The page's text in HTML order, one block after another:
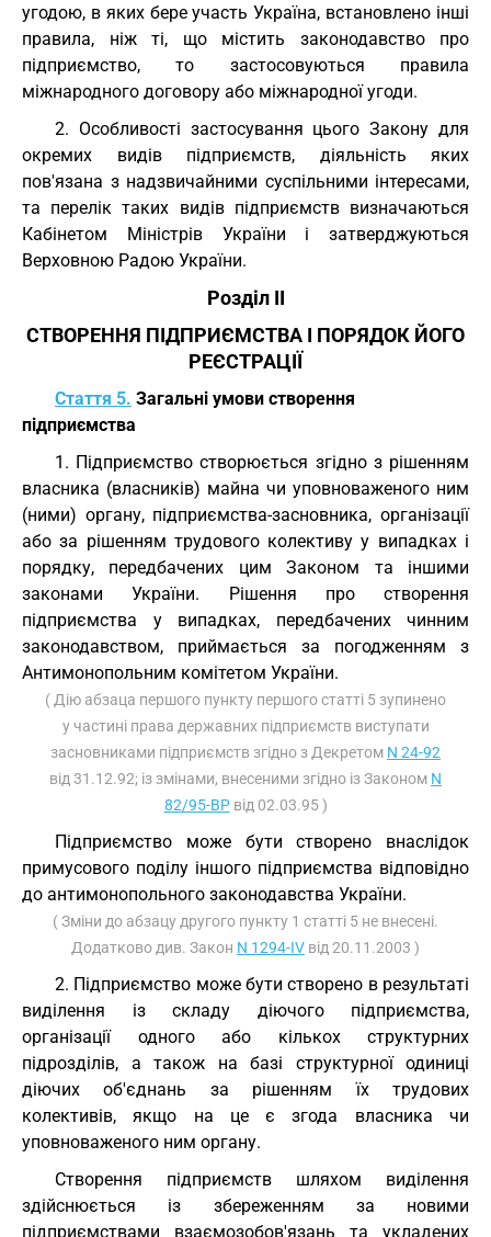
угодою, в яких бере участь Україна, встановлено інші
правила, ніж ті, що містить законодавство про
підприємство, то застосовуються правила
міжнародного договору або міжнародної угоди.
2. Особливості застосування цього Закону для
окремих видів підприємств, діяльність яких
пов'язана з надзвичайними суспільними інтересами,
та перелік таких видів підприємств визначаються
Кабінетом Міністрів України і затверджуються
Верховною Радою України.
Розділ II
СТВОРЕННЯ ПІДПРИЄМСТВА І ПОРЯДОК ЙОГО
РЕЄСТРАЦІЇ
Стаття 5. Загальні умови створення
підприємства
1. Підприємство створюється згідно з рішенням
власника (власників) майна чи уповноваженого ним
(ними) органу, підприємства-засновника, організації
або за рішенням трудового колективу у випадках і
порядку, передбачених цим Законом та іншими
законами України. Рішення про створення
підприємства у випадках, передбачених чинним
законодавством, приймається за погодженням з
Антимонопольним комітетом України.
( Дію абзаца першого пункту першого статті 5 зупинено
у частині права державних підприємств виступати
засновниками підприємств згідно з Декретом N 24-92
від 31.12.92; із змінами, внесеними згідно із Законом N
82/95-ВРвід 02.03.95 )
Підприємство може бути створено внаслідок
примусового поділу іншого підприємства відповідно
до антимонопольного законодавства України.
( Зміни до абзацу другого пункту 1 статті 5 не внесені.
Додатково див. Закон N 1294-IV від 20.11.2003 )
2. Підприємство може бути створено в результаті
виділення із складу діючого підприємства,
організації одного або кількох структурних
підрозділів, а також на базі структурної одиниці
діючих об'єднань за рішенням їх трудових
колективів, якщо на це є згода власника чи
уповноваженого ним органу.
Створення підприємств шляхом виділення
здійснюється із збереженням за новими
підприємствами взаємозобов'язань та укладених